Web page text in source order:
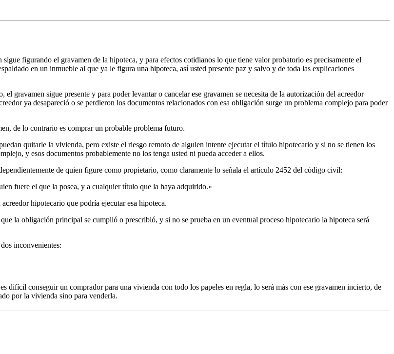
figurando el gravamen de la hipoteca, y para efectos cotidianos lo que tiene valor probatorio es precisamente el
en un inmueble al que ya le figura una hipoteca, así usted presente paz y salvo y de toda las explicaciones
gravamen sigue presente y para poder levantar o cancelar ese gravamen se necesita de la autorización del acreedor
ya desapareció o se perdieron los documentos relacionados con esa obligación surge un problema complejo para poder
de lo contrario es comprar un probable problema futuro.
quitarle la vivienda, pero existe el riesgo remoto de alguien intente ejecutar el título hipotecario y si no se tienen los
y esos documentos probablemente no los tenga usted ni pueda acceder a ellos.
de quien figure como propietario, como claramente lo señala el artículo 2452 del código civil:
fuere el que la posea, y a cualquier título que la haya adquirido.»
hipotecario que podría ejecutar esa hipoteca.
la obligación principal se cumplió o prescribió, y si no se prueba en un eventual proceso hipotecario la hipoteca será
inconvenientes:
difícil conseguir un comprador para una vivienda con todo los papeles en regla, lo será más con ese gravamen incierto, de
por la vivienda sino para venderla.